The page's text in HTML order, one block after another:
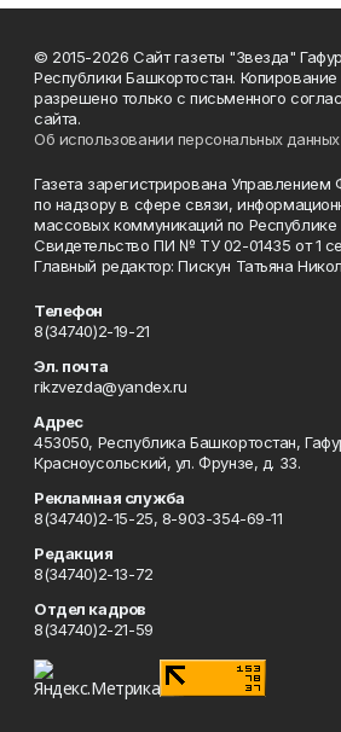
© 2015-2026 Сайт газеты "Звезда"
Республики Башкортостан.
разрешено только с письменного
сайта.
Об использовании персональных данных
Газета зарегистрирована
по надзору в сфере связи,
массовых коммуникаций по Республике
Свидетельство ПИ № ТУ 02-01435 от 1
Главный редактор: Пискун Татьяна
Телефон
8(34740)2-19-21
Эл. почта
rikzvezda@yandex.ru
Адрес
453050, Республика Башкортостан,
Красноусольский, ул. Фрунзе, д. 33.
Рекламная служба
8(34740)2-15-25, 8-903-354-69-11
Редакция
8(34740)2-13-72
Отдел кадров
8(34740)2-21-59